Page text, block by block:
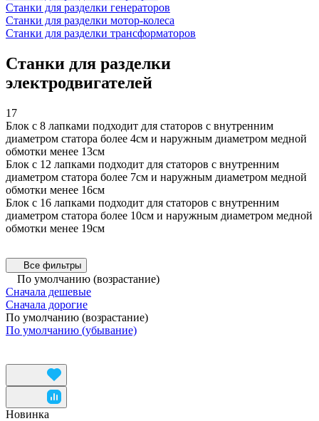
Станки для разделки генераторов
Станки для разделки мотор-колеса
Станки для разделки трансформаторов
Станки для разделки
электродвигателей
17
Блок с 8 лапками подходит для статоров с внутренним
диаметром статора более 4см и наружным диаметром медной
обмотки менее 13см
Блок с 12 лапками подходит для статоров с внутренним
диаметром статора более 7см и наружным диаметром медной
обмотки менее 16см
Блок с 16 лапками подходит для статоров с внутренним
диаметром статора более 10см и наружным диаметром медной
обмотки менее 19см
Все фильтры
По умолчанию (возрастание)
Сначала дешевые
Сначала дорогие
По умолчанию (возрастание)
По умолчанию (убывание)
Новинка